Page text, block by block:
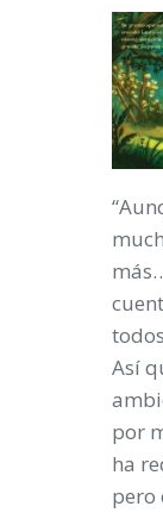
Así
por
ha
pero